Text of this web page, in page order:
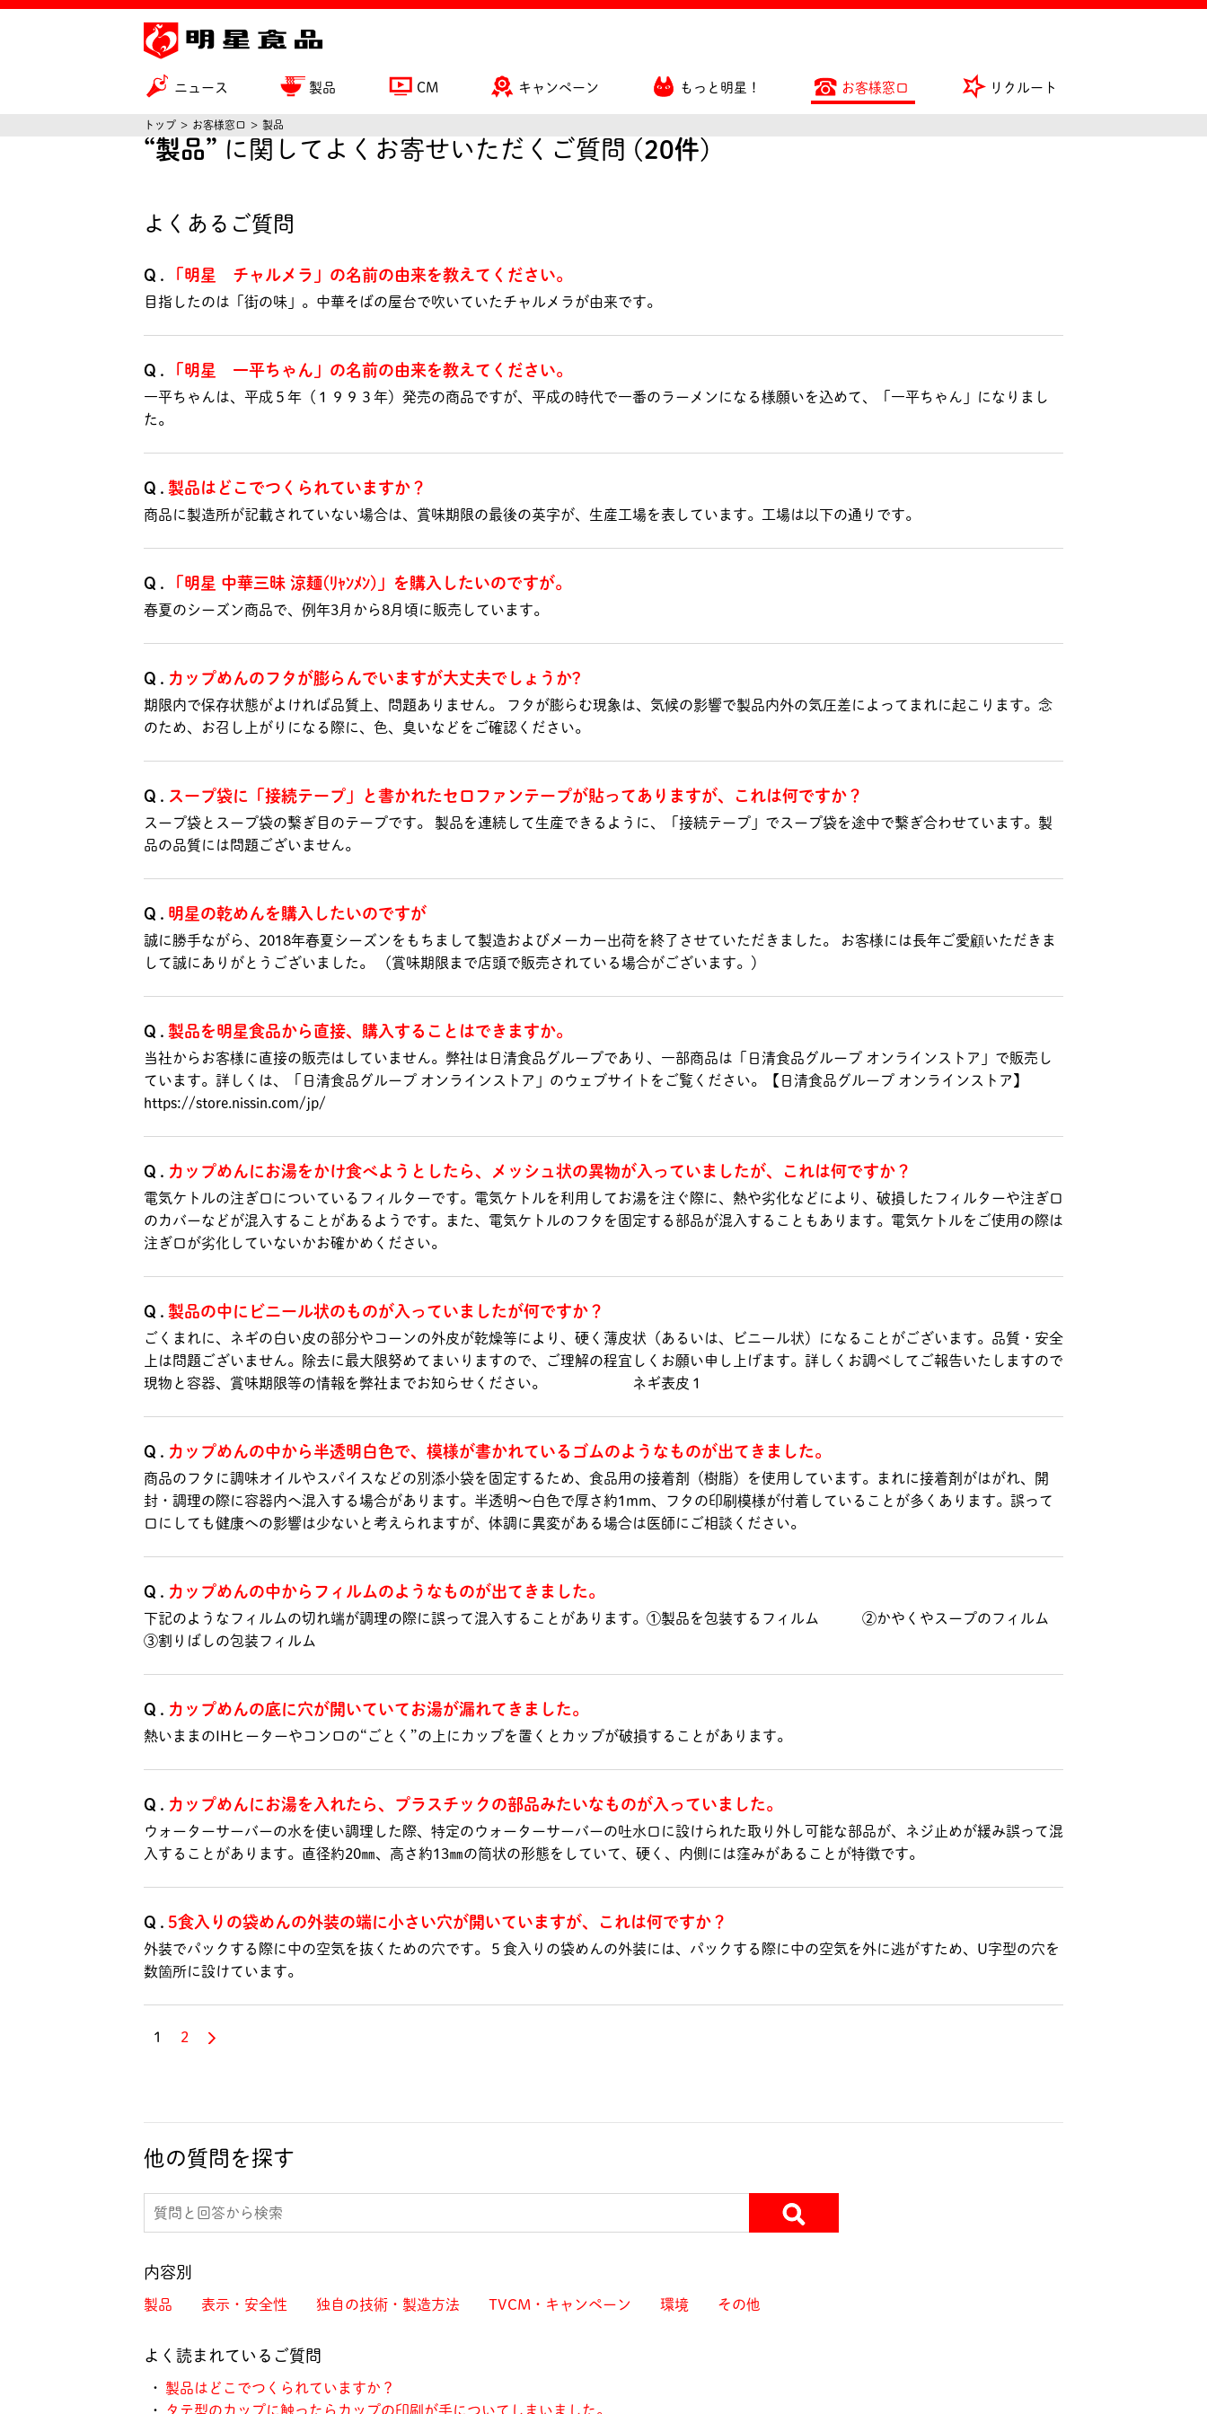
ニュース 製品 CM キャンペーン もっと明星！ お客様窓口 リクルート
トップ お客様窓口 製品
“製品” に関してよくお寄せいただくご質問 ( 20件)
よくあるご質問
Q. 「明星 チャルメラ」の名前の由来を教えてください。
目指したのは「街の味」。中華そばの屋台で吹いていたチャルメラが由来です。
Q. 「明星 一平ちゃん」の名前の由来を教えてください。
一平ちゃんは、平成５年（１９９３年）発売の商品ですが、平成の時代で一番のラーメンになる様願いを込めて、「一平ちゃん」になりまし
た。
Q. 製品はどこでつくられていますか？
商品に製造所が記載されていない場合は、賞味期限の最後の英字が、生産工場を表しています。工場は以下の通りです。
Q. 「明星 中華三昧 涼麺(ﾘｬﾝﾒﾝ)」を購入したいのですが。
春夏のシーズン商品で、例年3月から8月頃に販売しています。
Q. カップめんのフタが膨らんでいますが大丈夫でしょうか?
期限内で保存状態がよければ品質上、問題ありません。 フタが膨らむ現象は、気候の影響で製品内外の気圧差によってまれに起こります。念
のため、お召し上がりになる際に、色、臭いなどをご確認ください。
Q. スープ袋に「接続テープ」と書かれたセロファンテープが貼ってありますが、これは何ですか？
スープ袋とスープ袋の繋ぎ目のテープです。 製品を連続して生産できるように、「接続テープ」でスープ袋を途中で繋ぎ合わせています。製
品の品質には問題ございません。
Q. 明星の乾めんを購入したいのですが
誠に勝手ながら、2018年春夏シーズンをもちまして製造およびメーカー出荷を終了させていただきました。 お客様には長年ご愛顧いただきま
して誠にありがとうございました。 （賞味期限まで店頭で販売されている場合がございます。）
Q. 製品を明星食品から直接、購入することはできますか。
当社からお客様に直接の販売はしていません。弊社は日清食品グループであり、一部商品は「日清食品グループ オンラインストア」で販売し
ています。詳しくは、「日清食品グループ オンラインストア」のウェブサイトをご覧ください。【日清食品グループ オンラインストア】
https://store.nissin.com/jp/
Q. カップめんにお湯をかけ食べようとしたら、メッシュ状の異物が入っていましたが、これは何ですか？
電気ケトルの注ぎ口についているフィルターです。電気ケトルを利用してお湯を注ぐ際に、熱や劣化などにより、破損したフィルターや注ぎ口
のカバーなどが混入することがあるようです。また、電気ケトルのフタを固定する部品が混入することもあります。電気ケトルをご使用の際は
注ぎ口が劣化していないかお確かめください。
Q. 製品の中にビニール状のものが入っていましたが何ですか？
ごくまれに、ネギの白い皮の部分やコーンの外皮が乾燥等により、硬く薄皮状（あるいは、ビニール状）になることがございます。品質・安全
上は問題ございません。除去に最大限努めてまいりますので、ご理解の程宜しくお願い申し上げます。詳しくお調べしてご報告いたしますので
現物と容器、賞味期限等の情報を弊社までお知らせください。 ネギ表皮１
Q. カップめんの中から半透明白色で、模様が書かれているゴムのようなものが出てきました。
商品のフタに調味オイルやスパイスなどの別添小袋を固定するため、食品用の接着剤（樹脂）を使用しています。まれに接着剤がはがれ、開
封・調理の際に容器内へ混入する場合があります。半透明～白色で厚さ約1mm、フタの印刷模様が付着していることが多くあります。誤って
口にしても健康への影響は少ないと考えられますが、体調に異変がある場合は医師にご相談ください。
Q. カップめんの中からフィルムのようなものが出てきました。
下記のようなフィルムの切れ端が調理の際に誤って混入することがあります。①製品を包装するフィルム ②かやくやスープのフィルム
③割りばしの包装フィルム
Q. カップめんの底に穴が開いていてお湯が漏れてきました。
熱いままのIHヒーターやコンロの“ごとく”の上にカップを置くとカップが破損することがあります。
Q. カップめんにお湯を入れたら、プラスチックの部品みたいなものが入っていました。
ウォーターサーバーの水を使い調理した際、特定のウォーターサーバーの吐水口に設けられた取り外し可能な部品が、ネジ止めが緩み誤って混
入することがあります。直径約20㎜、高さ約13㎜の筒状の形態をしていて、硬く、内側には窪みがあることが特徴です。
Q. 5食入りの袋めんの外装の端に小さい穴が開いていますが、これは何ですか？
外装でパックする際に中の空気を抜くための穴です。５食入りの袋めんの外装には、パックする際に中の空気を外に逃がすため、U字型の穴を
数箇所に設けています。
1 2
他の質問を探す
内容別
製品 表示・安全性 独自の技術・製造方法 TVCM・キャンペーン 環境 その他
よく読まれているご質問
・ 製品はどこでつくられていますか？
・
タテ型のカップに触ったらカップの印刷が手についてしまいました。